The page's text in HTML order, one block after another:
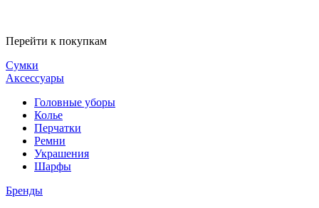
Перейти к покупкам
Сумки
Аксессуары
Головные уборы
Колье
Перчатки
Ремни
Украшения
Шарфы
Бренды